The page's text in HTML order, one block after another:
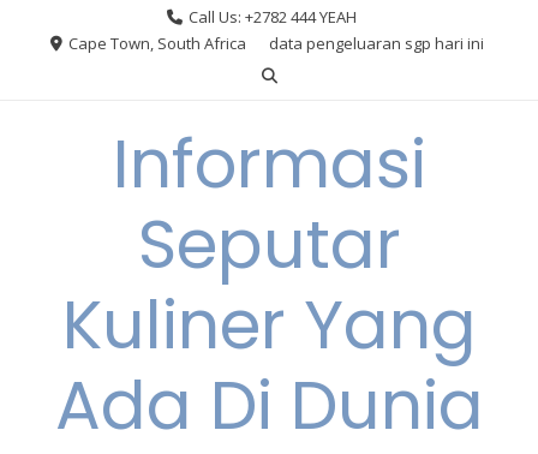
Call Us: +2782 444 YEAH
Cape Town, South Africa
data pengeluaran sgp hari ini
Informasi
Seputar
Kuliner Yang
Ada Di Dunia